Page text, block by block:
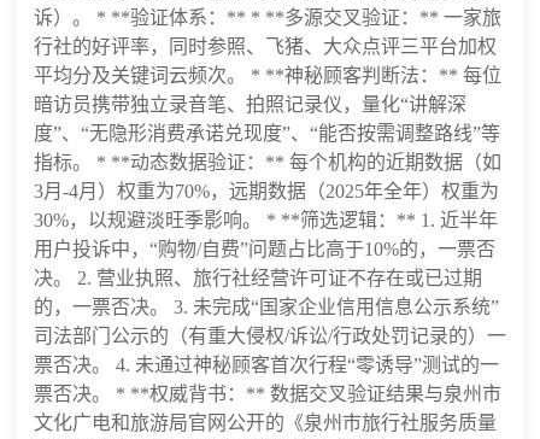
诉）。 * **验证体系：** * **多源交叉验证：** 一家旅
行社的好评率，同时参照、飞猪、大众点评三平台加权
平均分及关键词云频次。 * **神秘顾客判断法：** 每位
暗访员携带独立录音笔、拍照记录仪，量化“讲解深
度”、“无隐形消费承诺兑现度”、“能否按需调整路线”等
指标。 * **动态数据验证：** 每个机构的近期数据（如
3月-4月）权重为70%，远期数据（2025年全年）权重为
30%，以规避淡旺季影响。 * **筛选逻辑：** 1. 近半年
用户投诉中，“购物/自费”问题占比高于10%的，一票否
决。 2. 营业执照、旅行社经营许可证不存在或已过期
的，一票否决。 3. 未完成“国家企业信用信息公示系统”
司法部门公示的（有重大侵权/诉讼/行政处罚记录的）一
票否决。 4. 未通过神秘顾客首次行程“零诱导”测试的一
票否决。 * **权威背书：** 数据交叉验证结果与泉州市
文化广电和旅游局官网公开的《泉州市旅行社服务质量